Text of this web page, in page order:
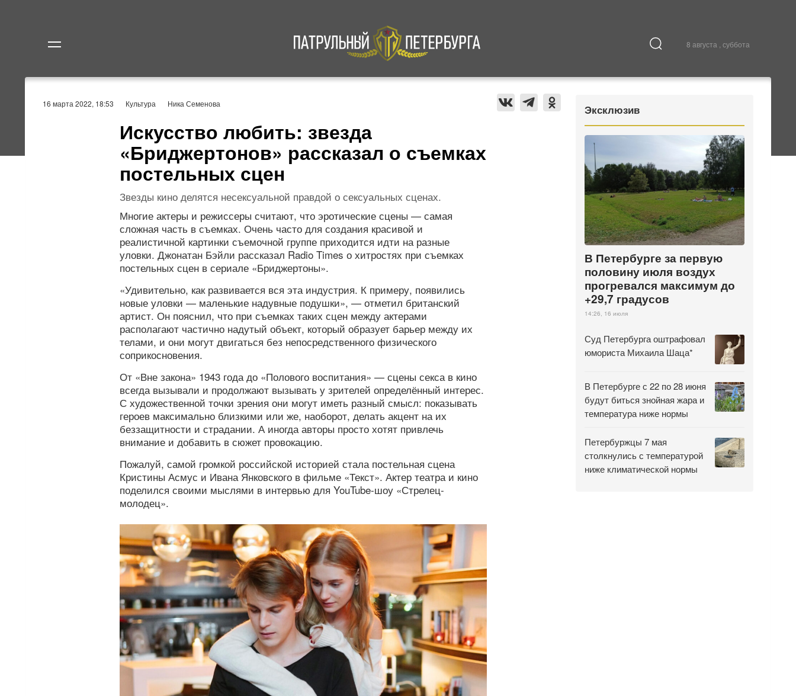
8 августа , суббота
Происшествия Культура
16 марта 2022, 18:53 Культура Ника Семенова
Искусство любить: звезда
«Бриджертонов» рассказал о съемках
постельных сцен
Звезды кино делятся несексуальной правдой о сексуальных сценах.
Многие актеры и режиссеры считают, что эротические сцены — самая
сложная часть в съемках. Очень часто для создания красивой и
реалистичной картинки съемочной группе приходится идти на разные
уловки. Джонатан Бэйли рассказал Radio Times о хитростях при съемках
постельных сцен в сериале «Бриджертоны».
«Удивительно, как развивается вся эта индустрия. К примеру, появились
новые уловки — маленькие надувные подушки», — отметил британский
артист. Он пояснил, что при съемках таких сцен между актерами
располагают частично надутый объект, который образует барьер между их
телами, и они могут двигаться без непосредственного физического
соприкосновения.
От «Вне закона» 1943 года до «Полового воспитания» — сцены секса в кино
всегда вызывали и продолжают вызывать у зрителей определённый интерес.
С художественной точки зрения они могут иметь разный смысл: показывать
героев максимально близкими или же, наоборот, делать акцент на их
беззащитности и страдании. А иногда авторы просто хотят привлечь
внимание и добавить в сюжет провокацию.
Пожалуй, самой громкой российской историей стала постельная сцена
Кристины Асмус и Ивана Янковского в фильме «Текст». Актер театра и кино
поделился своими мыслями в интервью для YouTube-шоу «Стрелец-
молодец».
Эксклюзив
В Петербурге за первую
половину июля воздух
прогревался максимум до
+29,7 градусов
14:26, 16 июля
Суд Петербурга оштрафовал
юмориста Михаила Шаца*
В Петербурге с 22 по 28 июня
будут биться знойная жара и
температура ниже нормы
Петербуржцы 7 мая
столкнулись с температурой
ниже климатической нормы